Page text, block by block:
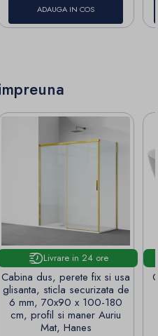
ADAUGA IN COS
Livrare in 24 ore
Cabina dus, perete fix si usa
glisanta, sticla securizata de
6 mm, 70x90 x 100-180
cm, profil si maner Auriu
Mat, Hanes